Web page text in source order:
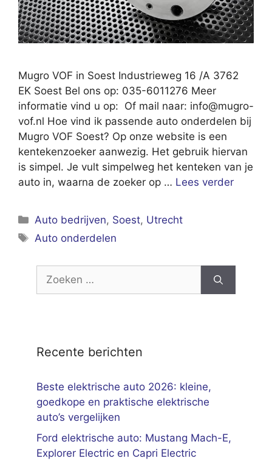
Mugro VOF in Soest Industrieweg 16 /A 3762
EK Soest Bel ons op: 035-6011276 Meer
informatie vind u op: Of mail naar: info@mugro-
vof.nl Hoe vind ik passende auto onderdelen bij
Mugro VOF Soest? Op onze website is een
kentekenzoeker aanwezig. Het gebruik hiervan
is simpel. Je vult simpelweg het kenteken van je
auto in, waarna de zoeker op … Lees verder
Categorieën
Auto bedrijven, Soest, Utrecht
Tags
Auto onderdelen
Zoek
Recente berichten
Beste elektrische auto 2026: kleine,
goedkope en praktische elektrische
auto’s vergelijken
Ford elektrische auto: Mustang Mach-E,
Explorer Electric en Capri Electric